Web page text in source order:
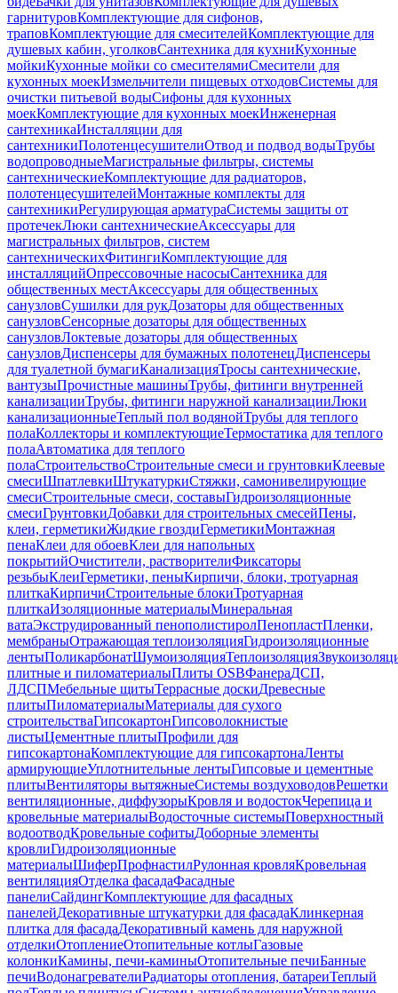
гарнитуровКомплектующие для сифонов,
траповКомплектующие для смесителейКомплектующие для
душевых кабин, уголковСантехника для кухниКухонные
мойкиКухонные мойки со смесителямиСмесители для
кухонных моекИзмельчители пищевых отходовСистемы для
очистки питьевой водыСифоны для кухонных
моекКомплектующие для кухонных моекИнженерная
сантехникаИнсталляции для
сантехникиПолотенцесушителиОтвод и подвод водыТрубы
водопроводныеМагистральные фильтры, системы
сантехническиеКомплектующие для радиаторов,
полотенцесушителейМонтажные комплекты для
сантехникиРегулирующая арматураСистемы защиты от
протечекЛюки сантехническиеАксессуары для
магистральных фильтров, систем
сантехническихФитингиКомплектующие для
инсталляцийОпрессовочные насосыСантехника для
общественных местАксессуары для общественных
санузловСушилки для рукДозаторы для общественных
санузловСенсорные дозаторы для общественных
санузловЛоктевые дозаторы для общественных
санузловДиспенсеры для бумажных полотенецДиспенсеры
для туалетной бумагиКанализацияТросы сантехнические,
вантузыПрочистные машиныТрубы, фитинги внутренней
канализацииТрубы, фитинги наружной канализацииЛюки
канализационныеТеплый пол водянойТрубы для теплого
полаКоллекторы и комплектующиеТермостатика для теплого
полаАвтоматика для теплого
полаСтроительствоСтроительные смеси и грунтовкиКлеевые
смесиШпатлевкиШтукатуркиСтяжки, самонивелирующие
смесиСтроительные смеси, составыГидроизоляционные
смесиГрунтовкиДобавки для строительных смесейПены,
клеи, герметикиЖидкие гвоздиГерметикиМонтажная
пенаКлеи для обоевКлеи для напольных
покрытийОчистители, растворителиФиксаторы
резьбыКлеиГерметики, пеныКирпичи, блоки, тротуарная
плиткаКирпичиСтроительные блокиТротуарная
плиткаИзоляционные материалыМинеральная
ватаЭкструдированный пенополистиролПенопластПленки,
мембраныОтражающая теплоизоляцияГидроизоляционные
лентыПоликарбонатШумоизоляцияТеплоизоляция
плитные и пиломатериалыПлиты OSBФанераДСП,
ЛДСПМебельные щитыТеррасные доскиДревесные
плитыПиломатериалыМатериалы для сухого
строительстваГипсокартонГипсоволокнистые
листыЦементные плитыПрофили для
гипсокартонаКомплектующие для гипсокартонаЛенты
армирующиеУплотнительные лентыГипсовые и цементные
плитыВентиляторы вытяжныеСистемы воздуховодовРешетки
вентиляционные, диффузорыКровля и водостокЧерепица и
кровельные материалыВодосточные системыПоверхностный
водоотводКровельные софитыДоборные элементы
кровлиГидроизоляционные
материалыШиферПрофнастилРулонная кровляКровельная
вентиляцияОтделка фасадаФасадные
панелиСайдингКомплектующие для фасадных
панелейДекоративные штукатурки для фасадаКлинкерная
плитка для фасадаДекоративный камень для наружной
отделкиОтоплениеОтопительные котлыГазовые
колонкиКамины, печи-каминыОтопительные печиБанные
печиВодонагревателиРадиаторы отопления, батареиТеплый